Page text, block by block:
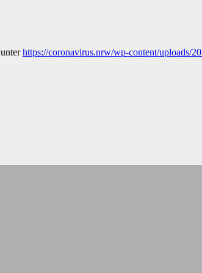
https://coronavirus.nrw/wp-content/uploads/